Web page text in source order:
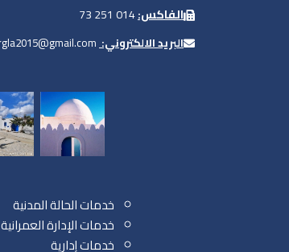
الفاكس:
البريد الالكتروني:
خدمات الحالة المدنية
خدمات الإدارة العمرانية
خدمات إدارية